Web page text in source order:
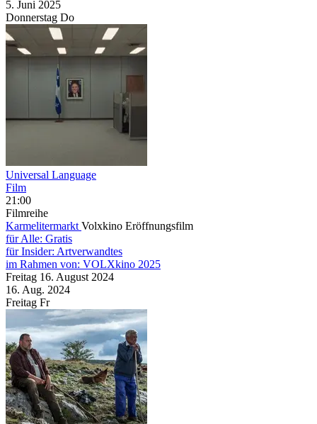
5. Juni 2025
Donnerstag Do
Universal Language
Film
21:00
Filmreihe
Karmelitermarkt Volxkino Eröffnungsfilm
für Alle: Gratis
für Insider: Artverwandtes
im Rahmen von: VOLXkino 2025
Freitag 16. August 2024
16. Aug. 2024
Freitag Fr